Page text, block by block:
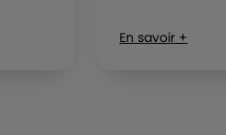
En savoir +